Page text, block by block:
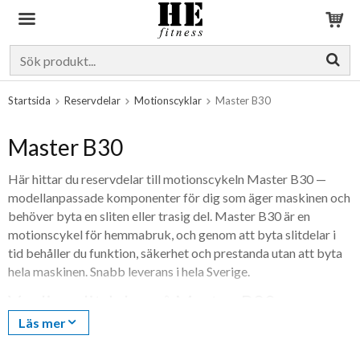
Startsida Reservdelar Motionscyklar Master B30
Master B30
Här hittar du reservdelar till motionscykeln Master B30 —
modellanpassade komponenter för dig som äger maskinen och
behöver byta en sliten eller trasig del. Master B30 är en
motionscykel för hemmabruk, och genom att byta slitdelar i
tid behåller du funktion, säkerhet och prestanda utan att byta
hela maskinen. Snabb leverans i hela Sverige.
Det här är de delar som oftast behöver bytas över tid. Vilka
Läs mer